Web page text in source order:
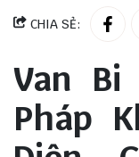
CHIA SẺ:
Van Bi
Pháp